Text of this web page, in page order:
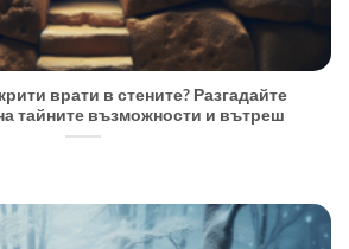
врати в стените? Разгадайте
тайните възможности и вътреш